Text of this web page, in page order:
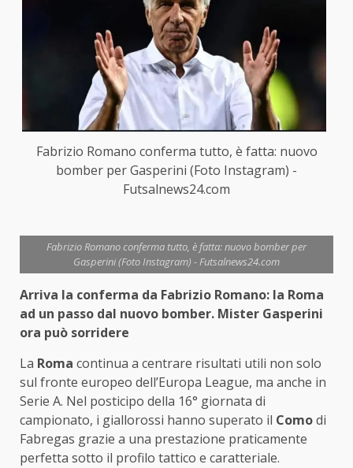
Fabrizio Romano conferma tutto, è fatta: nuovo
bomber per Gasperini (Foto Instagram) -
Futsalnews24.com
Fabrizio Romano conferma tutto, è fatta: nuovo bomber per
Gasperini (Foto Instagram) - Futsalnews24.com
Arriva la conferma da Fabrizio Romano: la Roma
ad un passo dal nuovo bomber. Mister Gasperini
ora può sorridere
La Roma continua a centrare risultati utili non solo
sul fronte europeo dell’Europa League, ma anche in
Serie A. Nel posticipo della 16° giornata di
campionato, i giallorossi hanno superato il Comodi
Fabregas grazie a una prestazione praticamente
perfetta sotto il profilo tattico e caratteriale.